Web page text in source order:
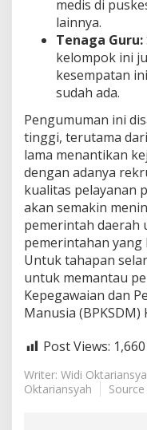
medis di
lainnya.
Tenaga Guru:
kelompok ini
kesempatan
sudah ada.
Pengumuman ini
tinggi, terutama
lama menantikan
dengan adanya
kualitas pelayanan
akan semakin
pemerintah daerah
pemerintahan
Untuk tahapan
untuk memantau
Kepegawaian dan
Manusia
Post Views: 1,660
Writer: Widi
Oktariansyah